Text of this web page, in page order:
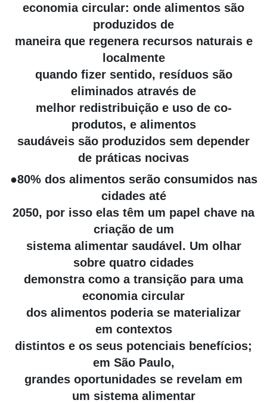
economia circular: onde alimentos são
produzidos de
maneira que regenera recursos naturais e
localmente
quando fizer sentido, resíduos são
eliminados através de
melhor redistribuição e uso de co-
produtos, e alimentos
saudáveis são produzidos sem depender
de práticas nocivas
●80% dos alimentos serão consumidos nas
cidades até
2050, por isso elas têm um papel chave na
criação de um
sistema alimentar saudável. Um olhar
sobre quatro cidades
demonstra como a transição para uma
economia circular
dos alimentos poderia se materializar
em contextos
distintos e os seus potenciais benefícios;
em São Paulo,
grandes oportunidades se revelam em
um sistema alimentar